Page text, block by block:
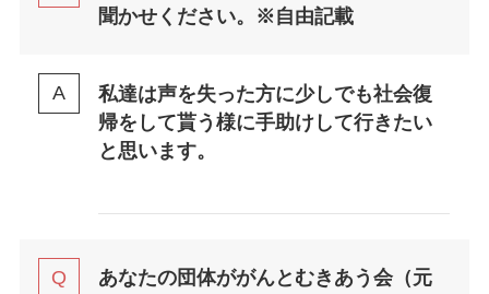
聞かせください。
※自由記載
私達は声を失った方に少しでも社会復
帰をして貰う様に手助けして行きたい
と思います。
あなたの団体ががんとむきあう会（元